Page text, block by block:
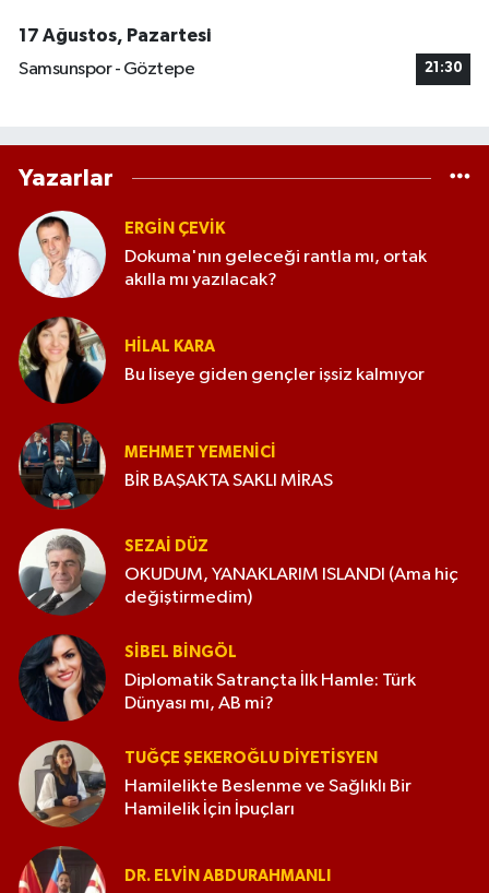
17 Ağustos, Pazartesi
Samsunspor - Göztepe
21:30
Yazarlar
ERGIN ÇEVİK
Dokuma'nın geleceği rantla mı, ortak
akılla mı yazılacak?
HILAL KARA
Bu liseye giden gençler işsiz kalmıyor
MEHMET YEMENICI
BİR BAŞAKTA SAKLI MİRAS
SEZAI DÜZ
OKUDUM, YANAKLARIM ISLANDI (Ama hiç
değiştirmedim)
SIBEL BINGÖL
Diplomatik Satrançta İlk Hamle: Türk
Dünyası mı, AB mi?
TUĞÇE ŞEKEROĞLU DIYETISYEN
Hamilelikte Beslenme ve Sağlıklı Bir
Hamilelik İçin İpuçları
DR. ELVIN ABDURAHMANLI